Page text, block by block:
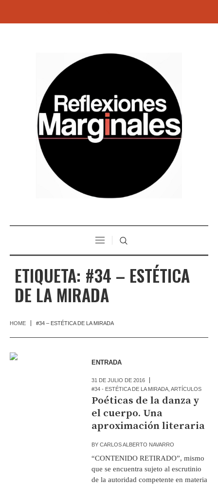
ETIQUETA: #34 – ESTÉTICA
DE LA MIRADA
HOME #34 – ESTÉTICA DE LA MIRADA
ENTRADA
31 DE JULIO DE 2016
#34 - ESTÉTICA DE LA MIRADA ,ARTÍCULOS
Poéticas de la danza y
el cuerpo. Una
aproximación literaria
BYCARLOS ALBERTO NAVARRO
“CONTENIDO RETIRADO”, mismo
que se encuentra sujeto al escrutinio
de la autoridad competente en materia